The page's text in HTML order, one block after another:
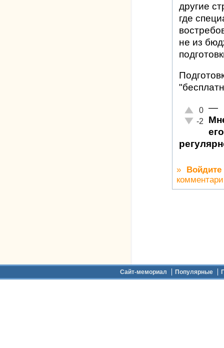
другие
где
не из
Отлично!
0
-2
—
» Войдите
Сайт-мемориал Популярные